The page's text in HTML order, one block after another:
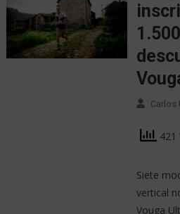
Carlos
421
Siete
vertical
Vouga